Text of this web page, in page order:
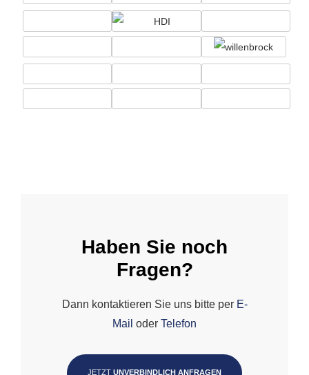
Haben Sie noch
Fragen?
Dann kontaktieren Sie uns bitte per E-
Mail oder Telefon
JETZT UNVERBINDLICH ANFRAGEN